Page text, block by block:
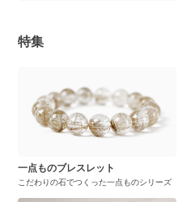
特集
一点ものブレスレット
こだわりの石でつくった一点ものシリーズ